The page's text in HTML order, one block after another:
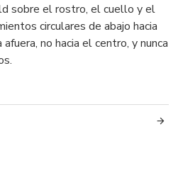
sobre el rostro, el cuello y el
circulares de abajo hacia
no hacia el centro, y nunca